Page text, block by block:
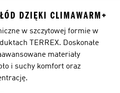
DZIĘKI CLIMAWARM+
w szczytowej formie w
TERREX. Doskonałe
materiały
i suchy komfort oraz